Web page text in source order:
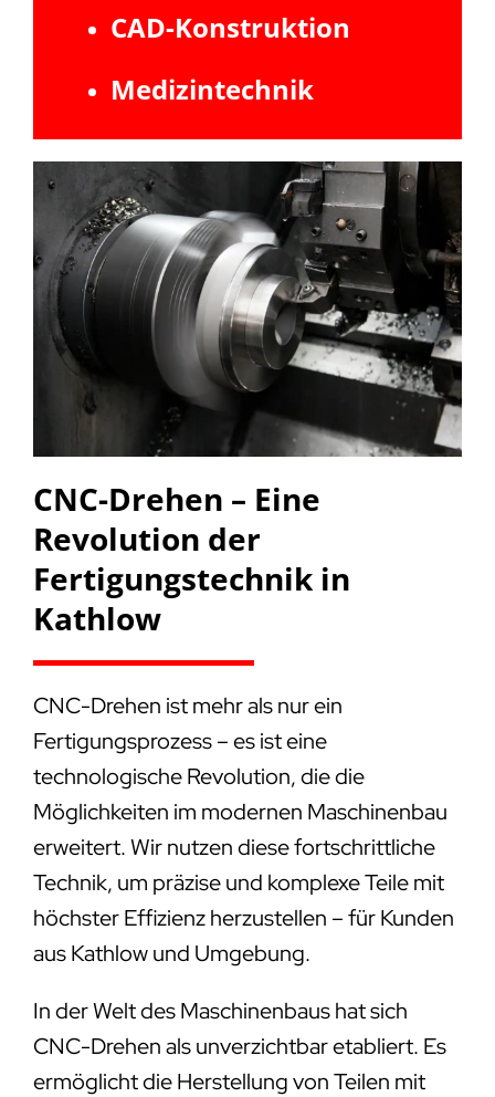
CAD-Konstruktion
Medizintechnik
CNC-Drehen – Eine
Revolution der
Fertigungstechnik in
Kathlow
CNC-Drehen ist mehr als nur ein
Fertigungsprozess – es ist eine
technologische Revolution, die die
Möglichkeiten im modernen Maschinenbau
erweitert. Wir nutzen diese fortschrittliche
Technik, um präzise und komplexe Teile mit
höchster Effizienz herzustellen – für Kunden
aus Kathlow und Umgebung.
In der Welt des Maschinenbaus hat sich
CNC-Drehen als unverzichtbar etabliert. Es
ermöglicht die Herstellung von Teilen mit